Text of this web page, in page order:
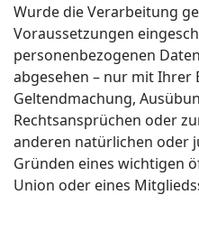
Wurde die Verarbeitung
Voraussetzungen
personenbezogenen
abgesehen – nur mit Ihrer
Geltendmachung,
Rechtsansprüchen oder
anderen natürlichen oder
Gründen eines wichtigen
Union oder eines